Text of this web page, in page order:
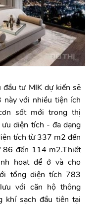
tư MIK dự kiến sẽ
với nhiều tiện ích
sốt mới trong thị
diện tích - đa dạng
tích từ 337 m2 đến
đến 114 m2.Thiết
hoạt để ở và cho
tổng diện tích 783
với căn hộ thông
khí sạch đầu tiên tại